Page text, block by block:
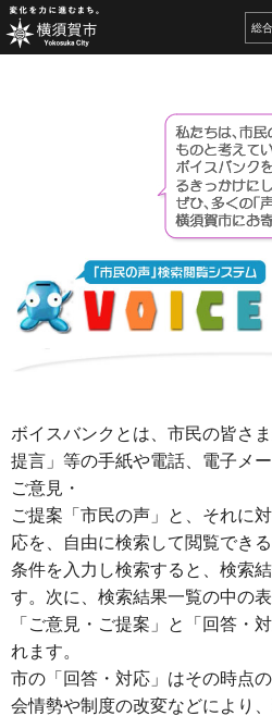
総合
ボイスバンクとは、市民の皆さ
提言」等の手紙や電話、電子メ
ご意見・
ご提案「市民の声」と、それに
応を、自由に検索して閲覧できる
条件を入力し検索すると、検索
す。次に、検索結果一覧の中の
「ご意見・ご提案」と「回答・
れます。
市の「回答・対応」はその時点
会情勢や制度の改変などにより